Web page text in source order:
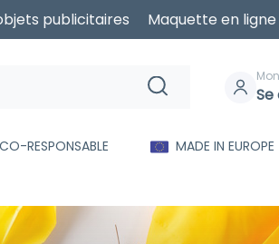
publicitaires Maquette en
RESPONSABLE MADE IN EUROPE